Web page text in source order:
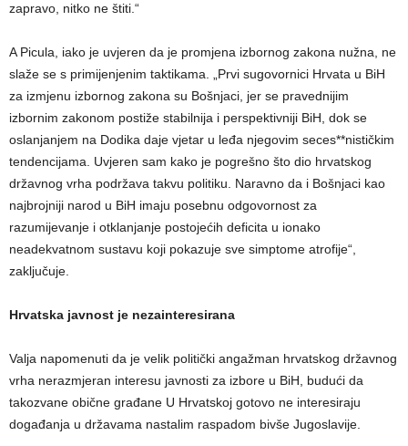
zapravo, nitko ne štiti.“
A Picula, iako je uvjeren da je promjena izbornog zakona nužna, ne
slaže se s primijenjenim taktikama. „Prvi sugovornici Hrvata u BiH
za izmjenu izbornog zakona su Bošnjaci, jer se pravednijim
izbornim zakonom postiže stabilnija i perspektivniji BiH, dok se
oslanjanjem na Dodika daje vjetar u leđa njegovim seces**nističkim
tendencijama. Uvjeren sam kako je pogrešno što dio hrvatskog
državnog vrha podržava takvu politiku. Naravno da i Bošnjaci kao
najbrojniji narod u BiH imaju posebnu odgovornost za
razumijevanje i otklanjanje postojećih deficita u ionako
neadekvatnom sustavu koji pokazuje sve simptome atrofije“,
zaključuje.
Hrvatska javnost je nezainteresirana
Valja napomenuti da je velik politički angažman hrvatskog državnog
vrha nerazmjeran interesu javnosti za izbore u BiH, budući da
takozvane obične građane U Hrvatskoj gotovo ne interesiraju
događanja u državama nastalim raspadom bivše Jugoslavije.